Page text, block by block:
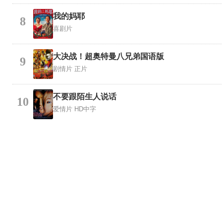
8 我的妈耶
喜剧片
9 大决战！超奥特曼八兄弟国语版
剧情片 正片
10 不要跟陌生人说话
爱情片 HD中字